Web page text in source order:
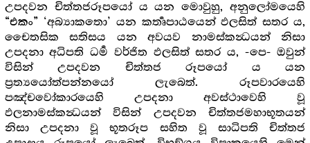
උපදවන චිත්තජරූපයෝ ය යන මොවුහු, අනුලෝමයෙහි
“එකං”‘අබ්‍යාකතො’ යන කර්‍තෘපාඨයෙන් ඵලසිත් සතර ය,
චෛතසික සතිසය යන අවයව නාමස්කන්‍ධයන් නිසා
උපදනා අධිපති ධර්‍ම වර්ජිත ඵලසිත් සතර ය, -පෙ- ඔවුන්
විසින් උපදවන චිත්තජ රූපයෝ ය යන
ප්‍රත්‍යයෝත්පන්නයෝ ලැබෙත්. රූපවාරයෙහි
පඤ්චවෝකාරයෙහි උපදනා අවස්ථාවෙහි වූ
ඵලනාමස්කන්‍ධයන් විසින් උපදවන චිත්තජමහාභූතයන්
නිසා උපදනා වූ භූතරූප සහිත වූ සාධිපති චිත්තජ